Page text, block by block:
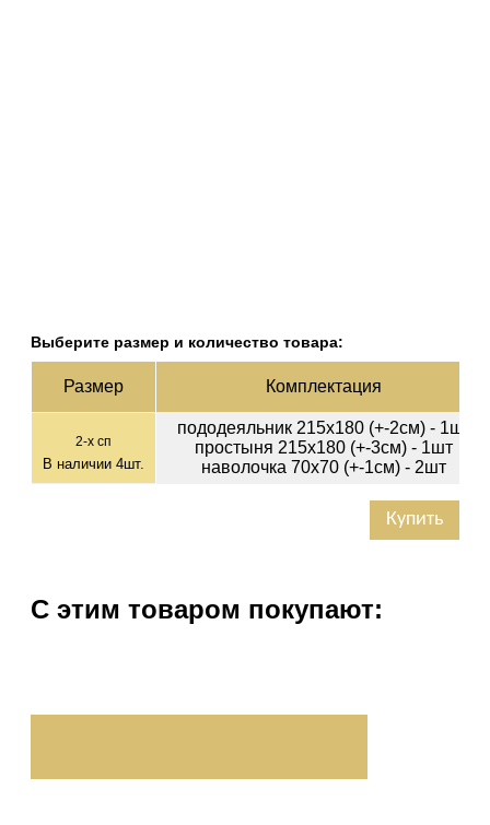
Выберите размер и количество товара:
Раз­мер Ком­плек­тация
2-х сп
В наличии 4шт.
пододеяльник 215х180 (+-2см) - 1шт
простыня 215х180 (+-3см) - 1шт
наволочка 70х70 (+-1см) - 2шт
Купить
С этим товаром покупают: